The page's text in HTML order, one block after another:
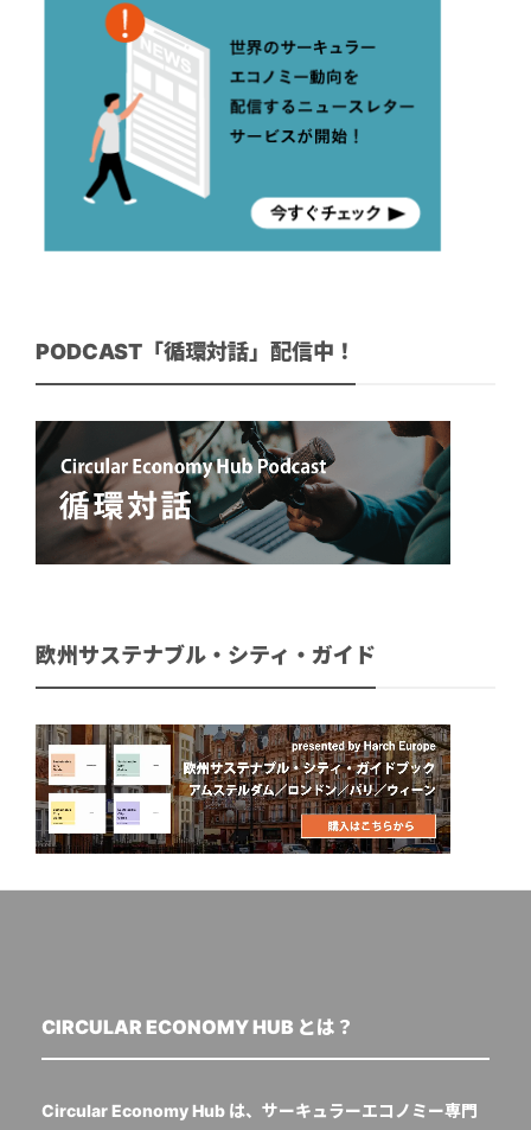
PODCAST「循環対話」配信中！
欧州サステナブル・シティ・ガイド
CIRCULAR ECONOMY HUB とは？
Circular Economy Hub は、サーキュラーエコノミー専門